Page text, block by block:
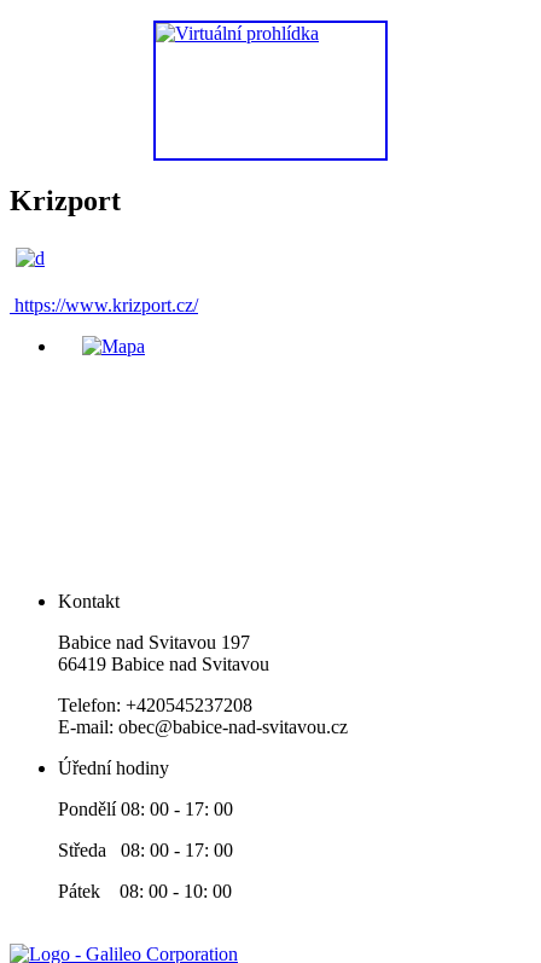
Krizport
https://www.krizport.cz/
Kontakt
Babice nad Svitavou 197
66419 Babice nad Svitavou
Telefon: +420545237208
E-mail: obec@babice-nad-svitavou.cz
Úřední hodiny
Pondělí 08: 00 - 17: 00
Středa 08: 00 - 17: 00
Pátek 08: 00 - 10: 00